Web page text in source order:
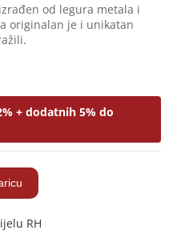
od legura metala i
originalan je i unikatan
+ dodatnih 5% do
RH